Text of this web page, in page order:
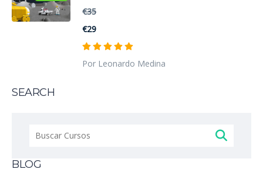
€35
€29
Por Leonardo Medina
SEARCH
Buscar:
BLOG